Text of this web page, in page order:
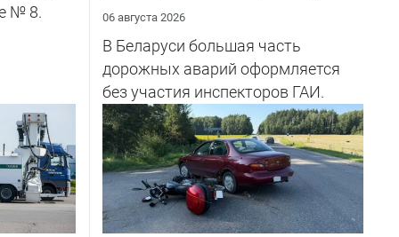
№ 8.
06 августа 2026
В Беларуси большая часть
дорожных аварий оформляется
без участия инспекторов ГАИ.